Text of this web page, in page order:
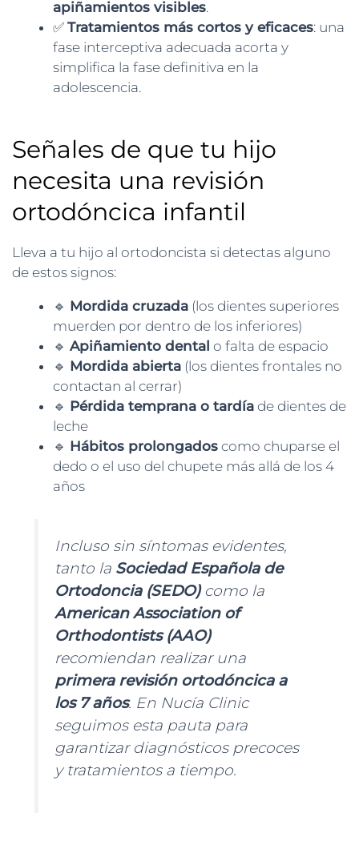
apiñamientos visibles.
✅ Tratamientos más cortos y eficaces: una
fase interceptiva adecuada acorta y
simplifica la fase definitiva en la
adolescencia.
Señales de que tu hijo
necesita una revisión
ortodóncica infantil
Lleva a tu hijo al ortodoncista si detectas alguno
de estos signos:
🔹 Mordida cruzada (los dientes superiores
muerden por dentro de los inferiores)
🔹 Apiñamiento dental o falta de espacio
🔹 Mordida abierta (los dientes frontales no
contactan al cerrar)
🔹 Pérdida temprana o tardía de dientes de
leche
🔹 Hábitos prolongados como chuparse el
dedo o el uso del chupete más allá de los 4
años
Incluso sin síntomas evidentes,
tanto la Sociedad Española de
Ortodoncia (SEDO)como la
American Association of
Orthodontists (AAO)
recomiendan realizar una
primera revisión ortodóncica a
los 7 años. En Nucía Clinic
seguimos esta pauta para
garantizar diagnósticos precoces
y tratamientos a tiempo.